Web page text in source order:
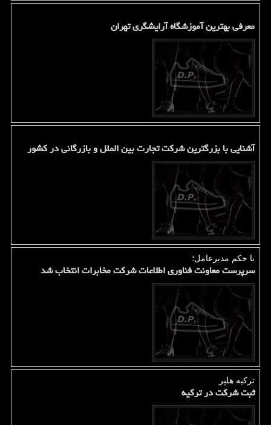
معرفی بهترین آموزشگاه آرایشگری تهران
آشنایی با بزرگترین شرکت تجارت بین الملل و بازرگانی در کشور
با حكم مدیرعامل؛
سرپرست معاونت فناوری اطلاعات شرکت مخابرات انتخاب شد
ترکیه هلپر
ثبت شرکت در ترکیه